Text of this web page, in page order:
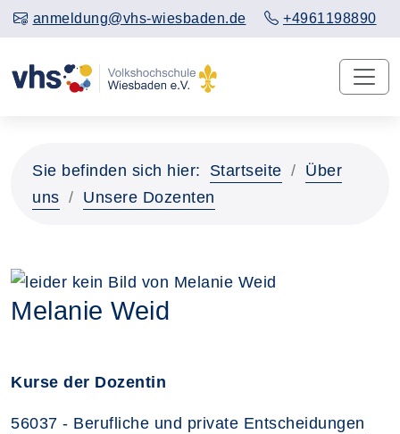
anmeldung@vhs-wiesbaden.de +4961198890
Sie befinden sich hier: Startseite
Über
uns
Unsere Dozenten
Melanie Weid
Kurse der Dozentin
56037 - Berufliche und private Entscheidungen